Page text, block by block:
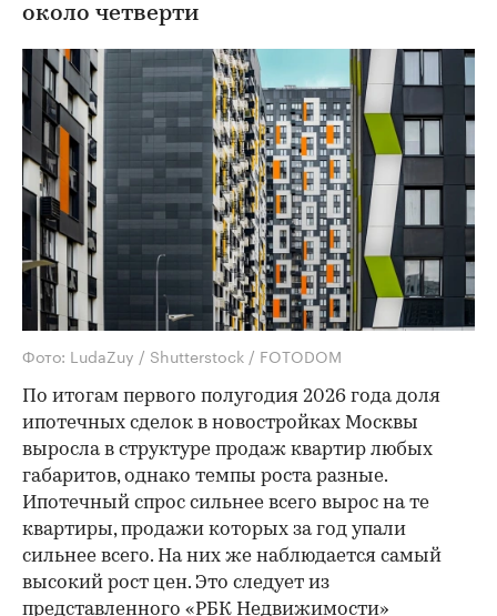
около четверти
Фото: LudaZuy / Shutterstock / FOTODOM
По итогам первого полугодия 2026 года доля
ипотечных сделок в новостройках Москвы
выросла в структуре продаж квартир любых
габаритов, однако темпы роста разные.
Ипотечный спрос сильнее всего вырос на те
квартиры, продажи которых за год упали
сильнее всего. На них же наблюдается самый
высокий рост цен. Это следует из
представленного «РБК Недвижимости»